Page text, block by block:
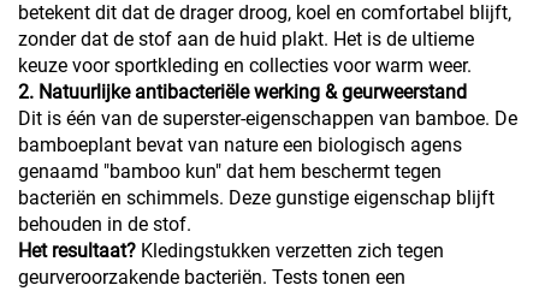
betekent dit dat de drager droog, koel en comfortabel blijft,
zonder dat de stof aan de huid plakt. Het is de ultieme
keuze voor sportkleding en collecties voor warm weer.
2. Natuurlijke antibacteriële werking & geurweerstand
Dit is één van de superster-eigenschappen van bamboe. De
bamboeplant bevat van nature een biologisch agens
genaamd "bamboo kun" dat hem beschermt tegen
bacteriën en schimmels. Deze gunstige eigenschap blijft
behouden in de stof.
Het resultaat? Kledingstukken verzetten zich tegen
geurveroorzakende bacteriën. Tests tonen een